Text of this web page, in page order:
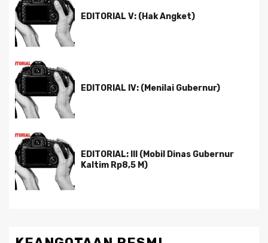
EDITORIAL V: (Hak Angket)
EDITORIAL IV: (Menilai Gubernur)
EDITORIAL: III (Mobil Dinas Gubernur
Kaltim Rp8,5 M)